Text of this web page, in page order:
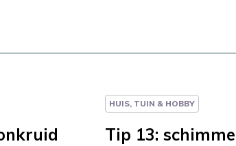
HUIS, TUIN & HOBBY
Tip 13: